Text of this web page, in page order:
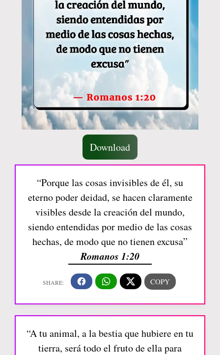
Download
“Porque las cosas invisibles de él, su
eterno poder deidad, se hacen claramente
visibles desde la creación del mundo,
siendo entendidas por medio de las cosas
hechas, de modo que no tienen excusa”
Romanos 1:20
“A tu animal, a la bestia que hubiere en tu
tierra, será todo el fruto de ella para